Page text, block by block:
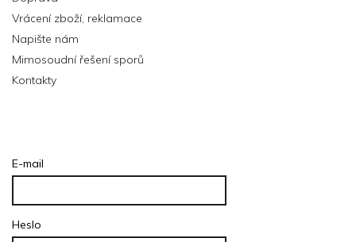
Vrácení zboží, reklamace
Napište nám
Mimosoudní řešení sporů
Kontakty
E-mail
Heslo